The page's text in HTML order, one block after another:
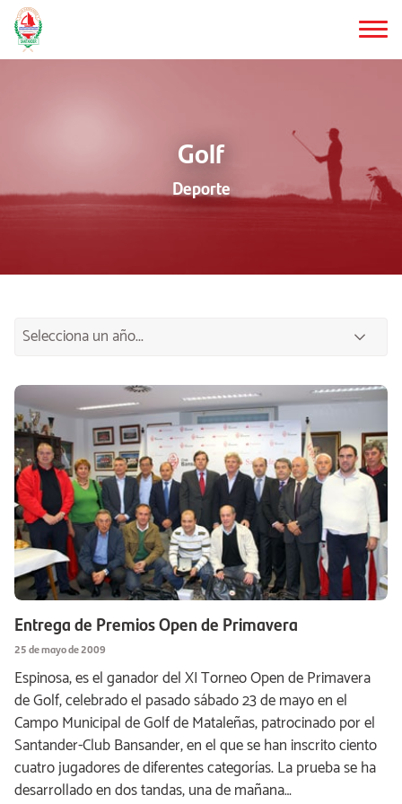
Saltar
al
contenido
Golf
Deporte
Entrega de Premios Open de Primavera
25 de mayo de 2009
Espinosa, es el ganador del XI Torneo Open de Primavera
de Golf, celebrado el pasado sábado 23 de mayo en el
Campo Municipal de Golf de Mataleñas, patrocinado por el
Santander-Club Bansander, en el que se han inscrito ciento
cuatro jugadores de diferentes categorías. La prueba se ha
desarrollado en dos tandas, una de mañana…